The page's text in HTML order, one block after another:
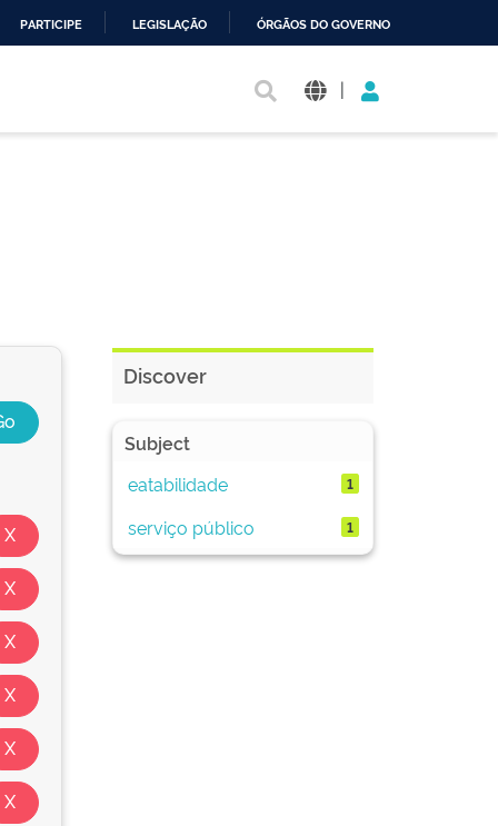
PARTICIPE LEGISLAÇÃO ÓRGÃOS DO GOVERNO
|
Discover
Subject
eatabilidade
1
serviço público 1